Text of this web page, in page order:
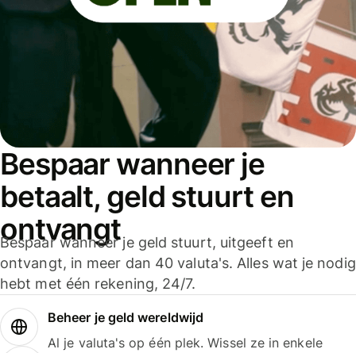
Bespaar wanneer je
betaalt, geld stuurt en
ontvangt
Bespaar wanneer je geld stuurt, uitgeeft en
ontvangt, in meer dan 40 valuta's. Alles wat je nodig
hebt met één rekening, 24/7.
Beheer je geld wereldwijd
Al je valuta's op één plek. Wissel ze in enkele